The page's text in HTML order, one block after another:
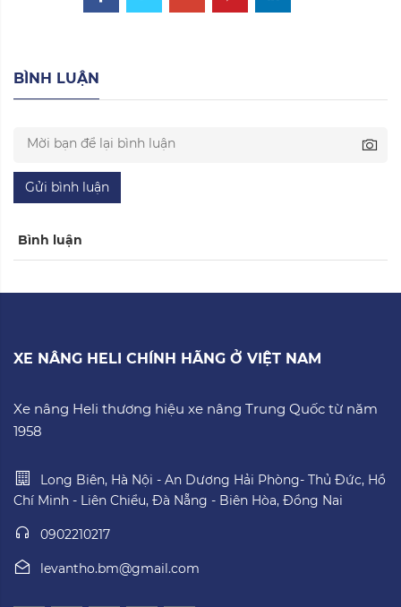
BÌNH LUẬN
Gửi bình luận
Bình luận
XE NÂNG HELI CHÍNH HÃNG Ở VIỆT NAM
Xe nâng Heli thương hiệu xe nâng Trung Quốc từ năm
1958
Long Biên, Hà Nội - An Dương Hải Phòng- Thủ Đức, Hồ
Chí Minh - Liên Chiểu, Đà Nẵng - Biên Hòa, Đồng Nai
0902210217
levantho.bm@gmail.com